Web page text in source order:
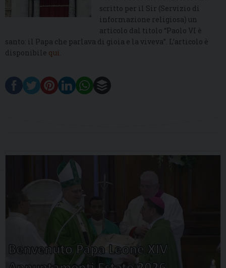
scritto per il Sir (Servizio di
informazione religiosa) un
articolo dal titolo “Paolo VI è
santo: il Papa che parlava di gioia e la viveva”. L’articolo è
disponibile qui.